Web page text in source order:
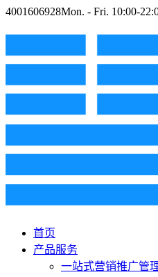
4001606928Mon. - Fri. 10:00-
首页
产品服务
一站式营销推广管